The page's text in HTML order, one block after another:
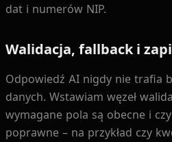
dat i numerów NIP.
Walidacja, fallback i
Odpowiedź AI nigdy nie trafia
danych. Wstawiam węzeł
wymagane pola są obecne i
poprawne – na przykład czy